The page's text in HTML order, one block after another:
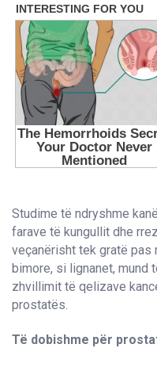
Studime të ndryshme
farave të kungullit dhe
veçanërisht tek gratë
bimore, si lignanet, mund
zhvillimit të qelizave
prostatës.
Të dobishme për